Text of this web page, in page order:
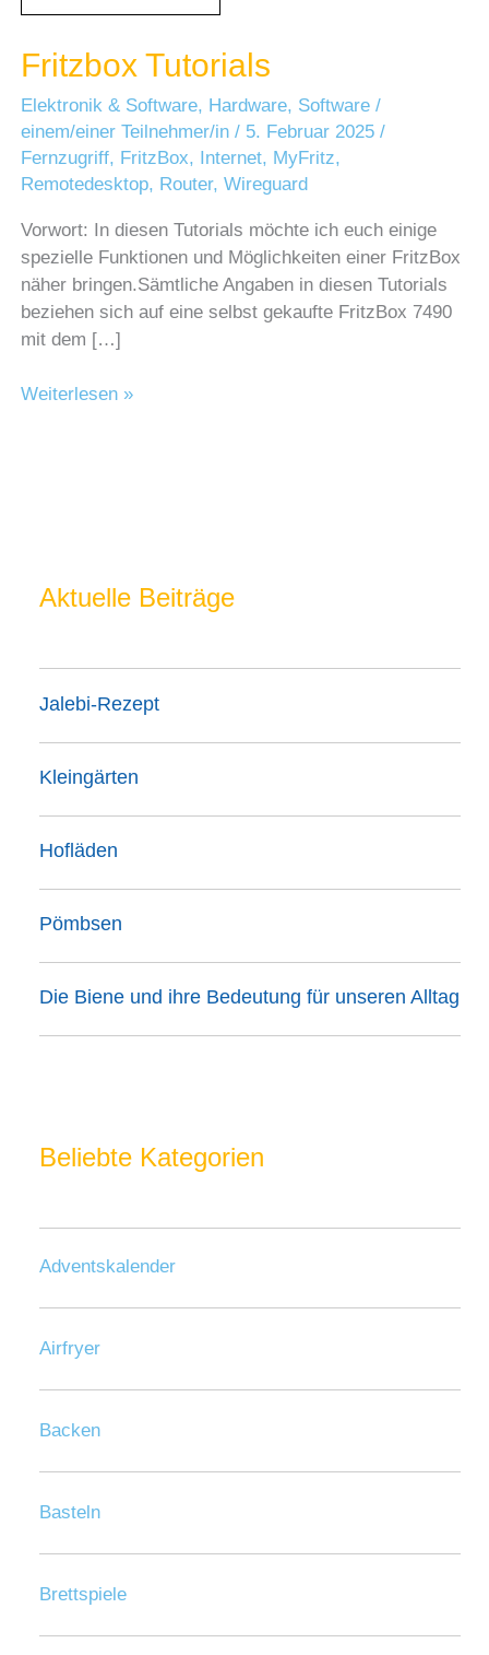
Fritzbox Tutorials
Elektronik & Software, Hardware, Software /
einem/einer Teilnehmer/in/ 5. Februar 2025/
Fernzugriff, FritzBox, Internet, MyFritz,
Remotedesktop, Router,Wireguard
Vorwort: In diesen Tutorials möchte ich euch einige
spezielle Funktionen und Möglichkeiten einer FritzBox
näher bringen.Sämtliche Angaben in diesen Tutorials
beziehen sich auf eine selbst gekaufte FritzBox 7490
mit dem […]
Fritzbox
Weiterlesen »
Aktuelle Beiträge
Jalebi-Rezept
Kleingärten
Hofläden
Pömbsen
Die Biene und ihre Bedeutung für unseren Alltag
Beliebte Kategorien
Adventskalender
Airfryer
Backen
Basteln
Brettspiele